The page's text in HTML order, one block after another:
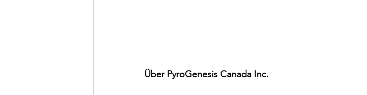
Über PyroGenesis Canada Inc.